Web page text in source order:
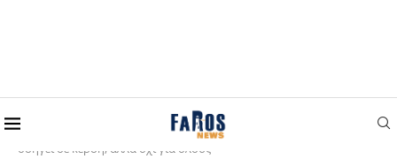
Home
Η αύξηση χρήσης δεδομένων
οδηγεί σε κέρδη, αλλά όχι για όλους